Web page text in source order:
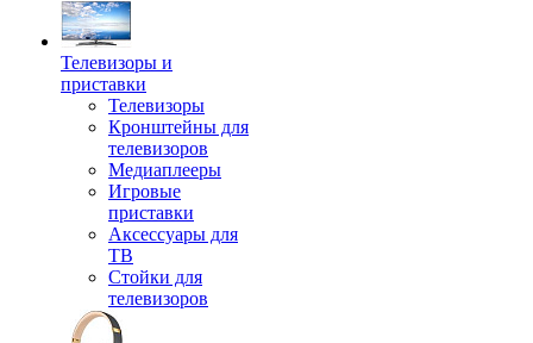
Телевизоры и
приставки
Телевизоры
Кронштейны для
телевизоров
Медиаплееры
Игровые
приставки
Аксессуары для
ТВ
Стойки для
телевизоров